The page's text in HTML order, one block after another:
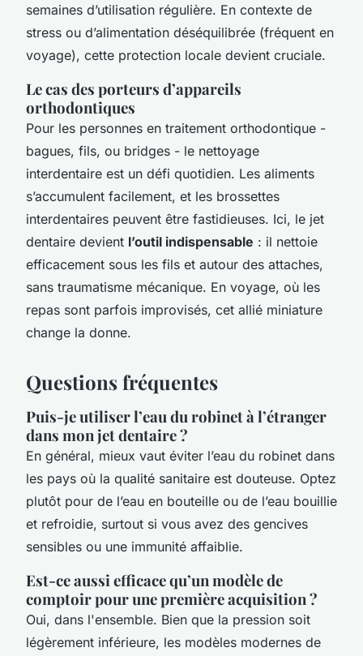
semaines d’utilisation régulière. En contexte de
stress ou d’alimentation déséquilibrée (fréquent en
voyage), cette protection locale devient cruciale.
Le cas des porteurs d’appareils
orthodontiques
Pour les personnes en traitement orthodontique -
bagues, fils, ou bridges - le nettoyage
interdentaire est un défi quotidien. Les aliments
s’accumulent facilement, et les brossettes
interdentaires peuvent être fastidieuses. Ici, le jet
dentaire devient l’outil indispensable : il nettoie
efficacement sous les fils et autour des attaches,
sans traumatisme mécanique. En voyage, où les
repas sont parfois improvisés, cet allié miniature
change la donne.
Questions fréquentes
Puis-je utiliser l’eau du robinet à l’étranger
dans mon jet dentaire ?
En général, mieux vaut éviter l’eau du robinet dans
les pays où la qualité sanitaire est douteuse. Optez
plutôt pour de l’eau en bouteille ou de l’eau bouillie
et refroidie, surtout si vous avez des gencives
sensibles ou une immunité affaiblie.
Est-ce aussi efficace qu’un modèle de
comptoir pour une première acquisition ?
Oui, dans l'ensemble. Bien que la pression soit
légèrement inférieure, les modèles modernes de